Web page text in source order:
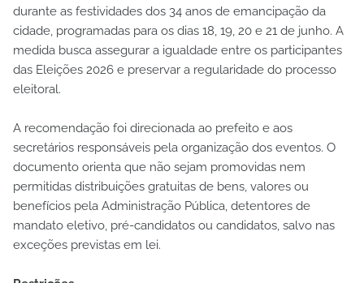
durante as festividades dos 34 anos de emancipação da
cidade, programadas para os dias 18, 19, 20 e 21 de junho. A
medida busca assegurar a igualdade entre os participantes
das Eleições 2026 e preservar a regularidade do processo
eleitoral.
A recomendação foi direcionada ao prefeito e aos
secretários responsáveis pela organização dos eventos. O
documento orienta que não sejam promovidas nem
permitidas distribuições gratuitas de bens, valores ou
benefícios pela Administração Pública, detentores de
mandato eletivo, pré-candidatos ou candidatos, salvo nas
exceções previstas em lei.